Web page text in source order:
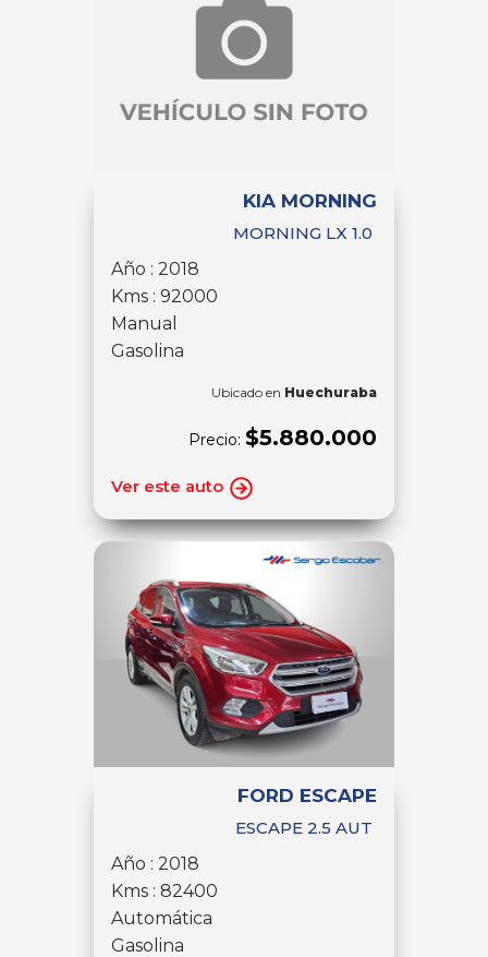
KIA MORNING
MORNING LX 1.0
Año : 2018
Kms : 92000
Manual
Gasolina
Ubicado en Huechuraba
Precio: $5.880.000
Ver este auto
FORD ESCAPE
ESCAPE 2.5 AUT
Año : 2018
Kms : 82400
Automática
Gasolina